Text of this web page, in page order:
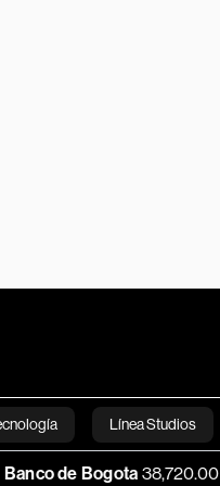
Línea Studios
English
Bogota 38,720.00 -0.21%